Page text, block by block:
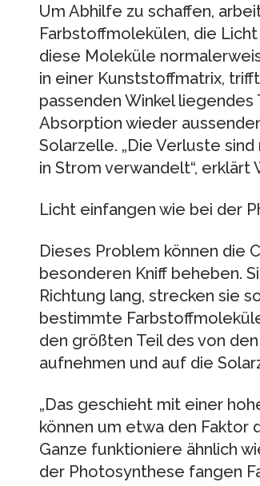
Um Abhilfe zu schaffen,
Farbstoffmolekülen, die
diese Moleküle
in einer Kunststoffmatrix,
passenden Winkel liegendes
Absorption wieder
Solarzelle. „Die Verluste
in Strom verwandelt“, erklärt
Licht einfangen wie bei der
Dieses Problem können die
besonderen Kniff beheben.
Richtung lang, strecken sie
bestimmte
den größten Teil des von
aufnehmen und auf die
„Das geschieht mit einer
können um etwa den Faktor
Ganze funktioniere ähnlich
der Photosynthese fangen